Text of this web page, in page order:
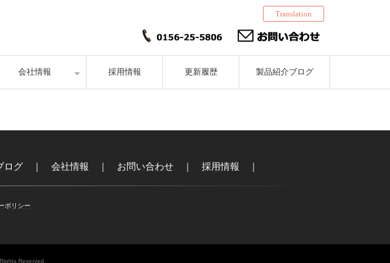
Translation
会社情報 採用情報 更新履歴 製品紹介ブログ
ログ 会社情報 お問い合わせ 採用情報
ポリシー
Reserved.